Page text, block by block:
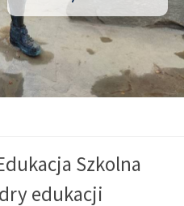
Szkolna
edukacji